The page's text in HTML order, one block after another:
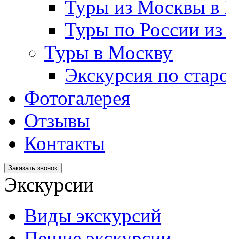
Туры из Москвы в
Туры по России
Туры в Москву
Экскурсия по
Фотогалерея
Отзывы
Контакты
Заказать звонок
Экскурсии
Виды экскурсий